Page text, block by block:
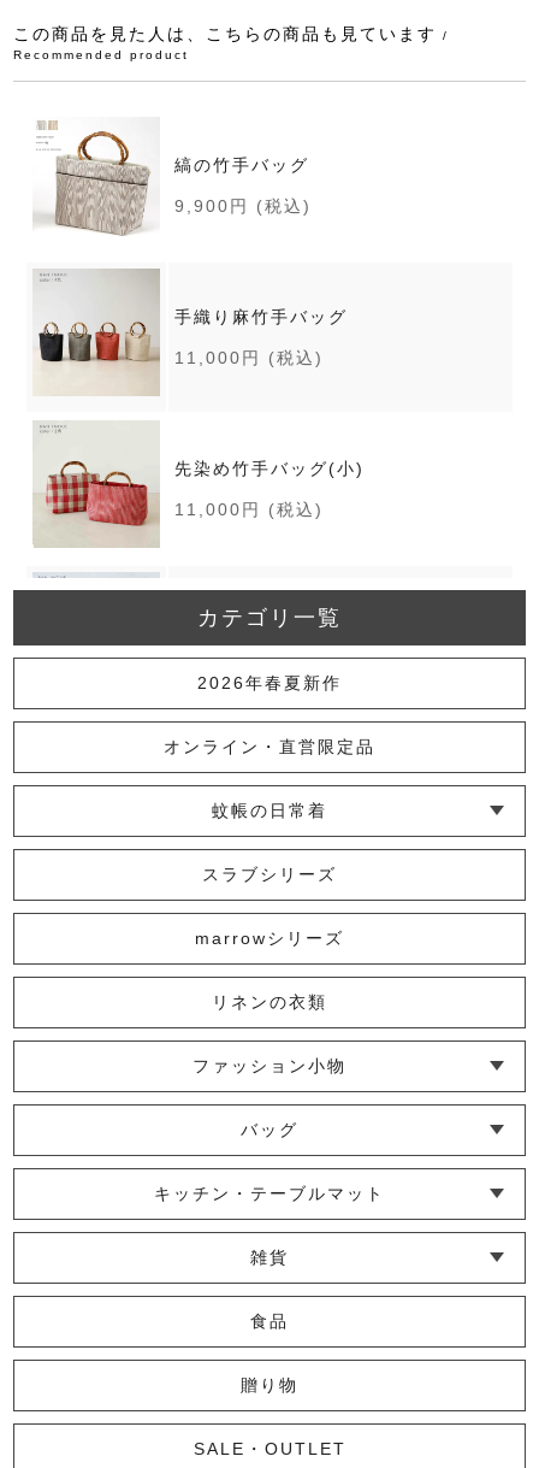
この商品を見た人は、こちらの商品も見ています
/
Recommended product
縞の竹手バッグ
9,900円 (税込)
手織り麻竹手バッグ
11,000円 (税込)
先染め竹手バッグ(小)
11,000円 (税込)
グレーズリネン竹手バッグ（大）
12,100円 (税込)
グレーズリネン竹手バッグ（小）
10,450円 (税込)
13,200円 (税込)
銀糸太布切り替えトートバッグ
16,500円 (税込)
三つ編み巾着バッグ
7,150円 (税込)
カテゴリ一覧
2026年春夏新作
オンライン・直営限定品
蚊帳の日常着
└ インナー
└ トップス
└ ワンピース
└ パンツ
└ スカート
└ 羽織りもの
└ キッズ・ベビー
スラブシリーズ
marrowシリーズ
リネンの衣類
ファッション小物
└ ショール・ストール
└ マスク
└ 靴下・アームカバー
バッグ
└ ポシェット・ショルダーバッグ
└ トートバッグ
└ 巾着バッグ
キッチン・テーブルマット
└ 蚊帳のふきん
└ かっぽう着・エプロン
└ その他キッチン小物
└ コースター
└ ランチョンマット・プレースマット
└ テーブルランナー・テーブルセンター
雑貨
└ その他小物
└ タオル・ハンカチ
└ ポーチ
└ インテリア
食品
贈り物
SALE・OUTLET